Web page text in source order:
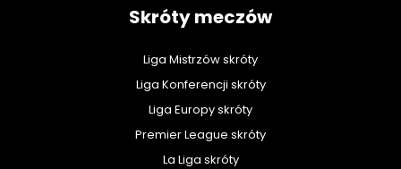
Skróty meczów
Liga Mistrzów skróty
Liga Konferencji skróty
Liga Europy skróty
Premier League skróty
La Liga skróty